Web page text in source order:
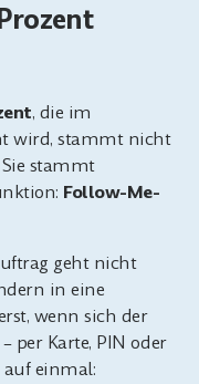
, die im
wird, stammt nicht
stammt
Follow-Me-
geht nicht
in eine
wenn sich der
per Karte, PIN oder
auf einmal: